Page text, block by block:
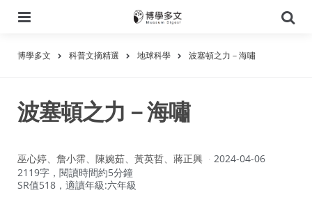
尋
博學多文 科普文摘精選 地球科學 波塞頓之力－海嘯
波塞頓之力－海嘯
作
者：
巫心婷、詹小霈、陳婉茹、黃英哲、蔣正興
2024-04-06
2119字，閱讀時間約5分鐘
SR值518，適讀年級:六年級